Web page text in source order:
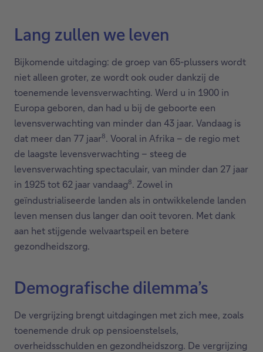
Lang zullen we leven
Bijkomende uitdaging: de groep van 65-plussers wordt
niet alleen groter, ze wordt ook ouder dankzij de
toenemende levensverwachting. Werd u in 1900 in
Europa geboren, dan had u bij de geboorte een
levensverwachting van minder dan 43 jaar. Vandaag is
dat meer dan 77 jaar8. Vooral in Afrika – de regio met
de laagste levensverwachting – steeg de
levensverwachting spectaculair, van minder dan 27 jaar
in 1925 tot 62 jaar vandaag8. Zowel in
geïndustrialiseerde landen als in ontwikkelende landen
leven mensen dus langer dan ooit tevoren. Met dank
aan het stijgende welvaartspeil en betere
gezondheidszorg.
Demografische dilemma’s
De vergrijzing brengt uitdagingen met zich mee, zoals
toenemende druk op pensioenstelsels,
overheidsschulden en gezondheidszorg. De vergrijzing